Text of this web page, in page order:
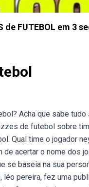
de FUTEBOL em 3
Acha que sabe
de futebol sobre
Qual time o jogador
acertar o nome dos
baseia na sua
pereira, fez uma